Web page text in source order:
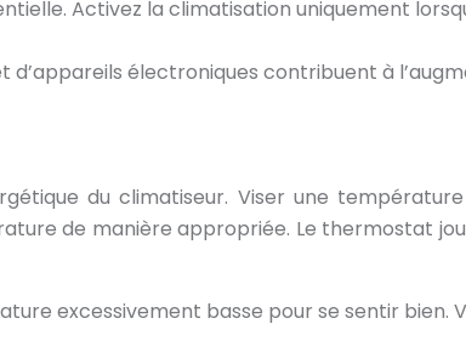
Activez la climatisation uniquement
électroniques contribuent à
du climatiseur. Viser une
de manière appropriée. Le thermostat
excessivement basse pour se sentir bien.